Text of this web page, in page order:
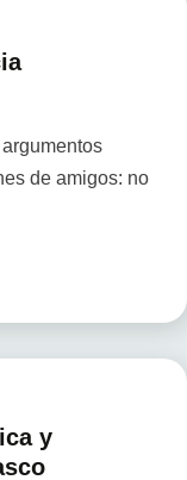
de amigos: no
y